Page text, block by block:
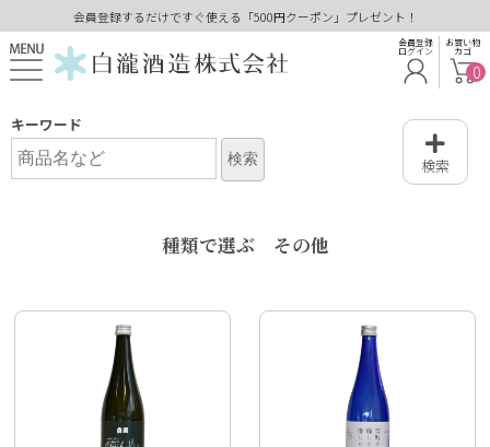
会員登録するだけですぐ使える「500円クーポン」プレゼント！
会員登録
ログイン
お買い物
カゴ
0
キーワード
検索
種類で選ぶ その他